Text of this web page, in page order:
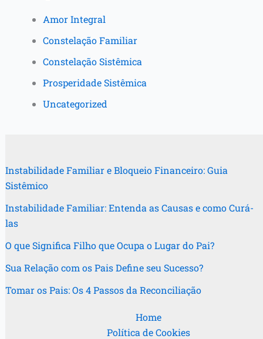
Amor Integral
Constelação Familiar
Constelação Sistêmica
Prosperidade Sistêmica
Uncategorized
Instabilidade Familiar e Bloqueio Financeiro: Guia
Sistêmico
Instabilidade Familiar: Entenda as Causas e como Curá-
las
O que Significa Filho que Ocupa o Lugar do Pai?
Sua Relação com os Pais Define seu Sucesso?
Tomar os Pais: Os 4 Passos da Reconciliação
Home
Política de Cookies